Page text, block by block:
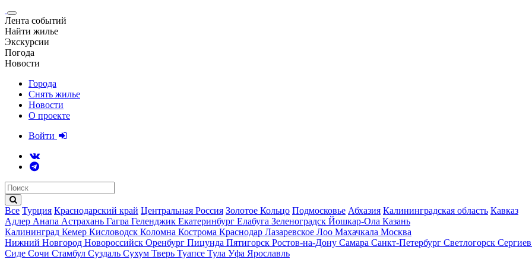
Лента событий
Найти жилье
Экскурсии
Погода
Новости
Города
Снять жилье
Новости
О проекте
Войти
Все Турция Краснодарский край Центральная Россия Золотое Кольцо Подмосковье Абхазия Калининградская область Кавказ
Адлер Анапа Астрахань Гагра Геленджик Екатеринбург Елабуга Зеленоградск Йошкар-Ола Казань
Калининград Кемер Кисловодск Коломна Кострома Краснодар Лазаревское Лоо Махачкала Москва
Нижний Новгород Новороссийск Оренбург Пицунда Пятигорск Ростов-на-Дону Самара Санкт-Петербург Светлогорск
Сиде Сочи Стамбул Суздаль Сухум Тверь Туапсе Тула Уфа Ярославль